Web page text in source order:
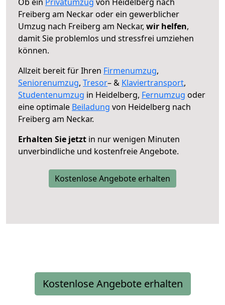
Freiberg am Neckar oder ein gewerblicher
Umzug nach Freiberg am Neckar, wir helfen,
damit Sie problemlos und stressfrei umziehen
können.
Allzeit bereit für Ihren Firmenumzug,
Seniorenumzug, Tresor– & Klaviertransport,
Studentenumzug in Heidelberg, Fernumzug oder
eine optimale Beiladung von Heidelberg nach
Freiberg am Neckar.
Erhalten Sie jetzt in nur wenigen Minuten
unverbindliche und kostenfreie Angebote.
Kostenlose Angebote erhalten
Kostenlose Angebote erhalten